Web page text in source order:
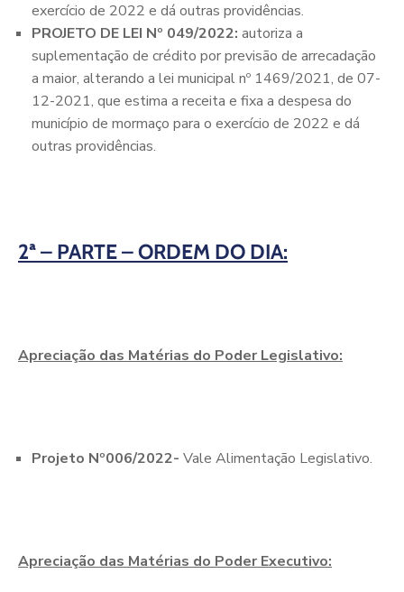
exercício de 2022 e dá outras providências.
PROJETO DE LEI Nº 049/2022: autoriza a
suplementação de crédito por previsão de arrecadação
a maior, alterando a lei municipal nº 1469/2021, de 07-
12-2021, que estima a receita e fixa a despesa do
município de mormaço para o exercício de 2022 e dá
outras providências.
2ª – PARTE – ORDEM DO DIA:
Apreciação das Matérias do Poder Legislativo:
Projeto Nº006/2022- Vale Alimentação Legislativo.
Apreciação das Matérias do Poder Executivo: